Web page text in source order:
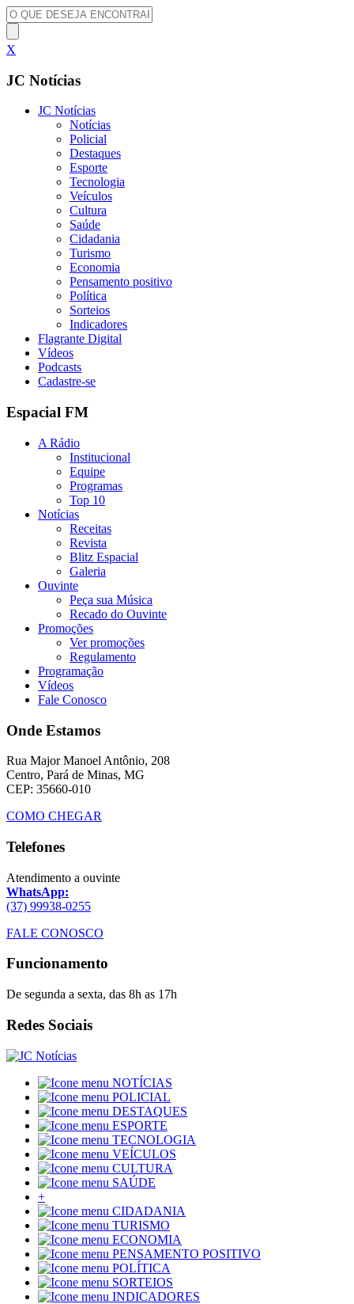
X
JC Notícias
JC Notícias
Notícias
Policial
Destaques
Esporte
Tecnologia
Veículos
Cultura
Saúde
Cidadania
Turismo
Economia
Pensamento positivo
Política
Sorteios
Indicadores
Flagrante Digital
Vídeos
Podcasts
Cadastre-se
Espacial FM
A Rádio
Institucional
Equipe
Programas
Top 10
Notícias
Receitas
Revista
Blitz Espacial
Galeria
Ouvinte
Peça sua Música
Recado do Ouvinte
Promoções
Ver promoções
Regulamento
Programação
Vídeos
Fale Conosco
Onde Estamos
Rua Major Manoel Antônio, 208
Centro, Pará de Minas, MG
CEP: 35660-010
COMO CHEGAR
Telefones
Atendimento a ouvinte
WhatsApp:
(37) 99938-0255
FALE CONOSCO
Funcionamento
De segunda a sexta, das 8h as 17h
Redes Sociais
NOTÍCIAS
POLICIAL
DESTAQUES
ESPORTE
TECNOLOGIA
VEÍCULOS
CULTURA
SAÚDE
+
CIDADANIA
TURISMO
ECONOMIA
PENSAMENTO POSITIVO
POLÍTICA
SORTEIOS
INDICADORES